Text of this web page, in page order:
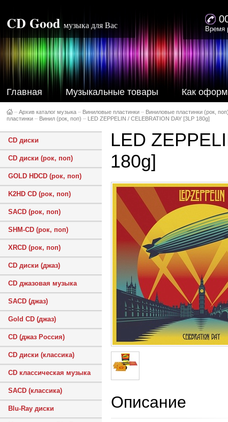
CD Good музыка для Вас Время
Главная Музыкальные товары Как
– Архив каталог музыка – Виниловые пластинки – Виниловые пластинки (рок,
пластинки – Винил (рок, поп) – LED ZEPPELIN / CELEBRATION DAY [3LP 180g]
CD диски
CD диски (рок, поп)
GOLD HDCD (рок, поп)
K2HD CD (рок, поп)
SACD (рок, поп)
SHM-CD (рок, поп)
XRCD (рок, поп)
CD диски (джаз)
CD джазовая музыка
SACD (джаз)
Gold CD (джаз)
CD (джаз Россия)
CD диски (классика)
CD классическая музыка
SACD (классика)
Blu-Ray диски
LED
180g]
Описание